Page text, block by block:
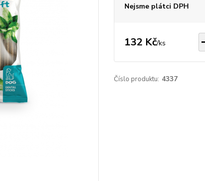
Nejsme plátci DPH
132 Kč/ks
Číslo produktu: 4337